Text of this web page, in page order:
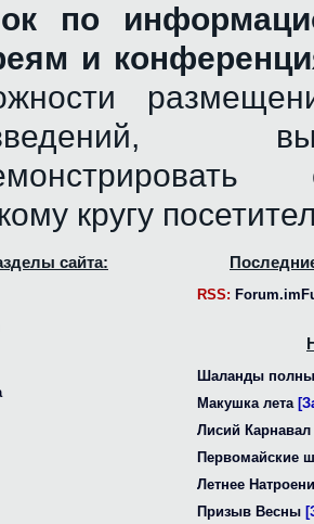
по
и
кругу
сайта:
RSS:
Шаланды
Макушка лета
Лисий Карнавал
Первомайские
Летнее
Призыв Весны